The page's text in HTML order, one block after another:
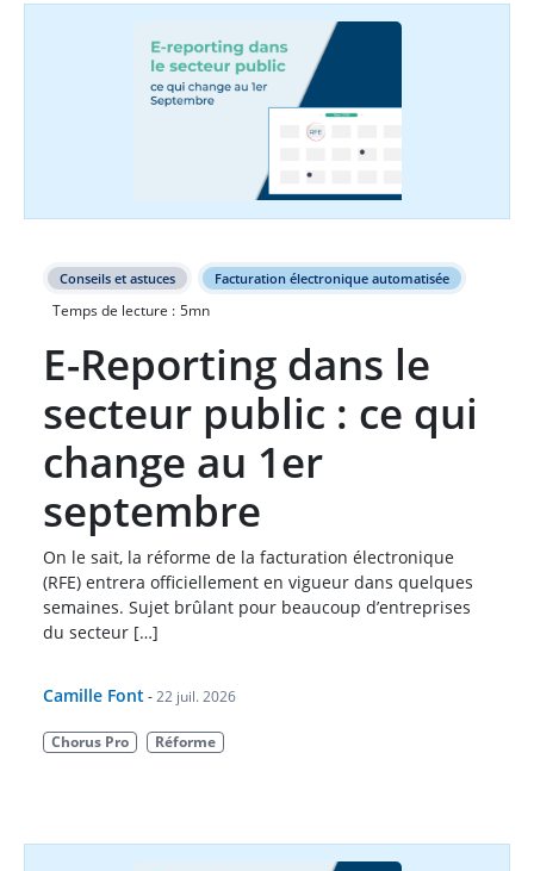
Conseils et astuces Facturation électronique automatisée
Temps de lecture : 5mn
E-Reporting dans le
secteur public : ce qui
change au 1er
septembre
On le sait, la réforme de la facturation électronique
(RFE) entrera officiellement en vigueur dans quelques
semaines. Sujet brûlant pour beaucoup d’entreprises
du secteur […]
Camille Font - 22 juil. 2026
Chorus Pro Réforme